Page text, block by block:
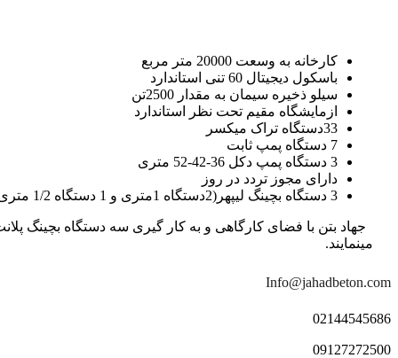
کارخانه به وسعت 20000 متر مربع
باسکول دیجیتال 60 تنی استاندارد
سیلو ذخیره سیمان به مقدار 2500تن
ازمایشگاه مقیم تحت نظر استاندارد
33دستگاه تراک میکسر
7 دستگاه پمپ ثابت
3 دستگاه پمپ دکل 36-42-52 متری
دارای مجوز تردد در روز
3 دستگاه بچینگ لیپهر(2دستگاه 1متری و 1 دستگاه 1/2 متری با توان تولید 150 متر مکعب در ساعت)
مینمایند.
Info@jahadbeton.com
02144545686
09127272500